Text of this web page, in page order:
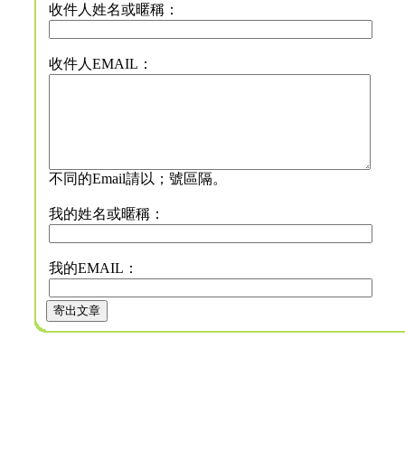
收件人姓名或暱稱：
收件人EMAIL：
不同的Email請以；號區隔。
我的姓名或暱稱：
我的EMAIL：